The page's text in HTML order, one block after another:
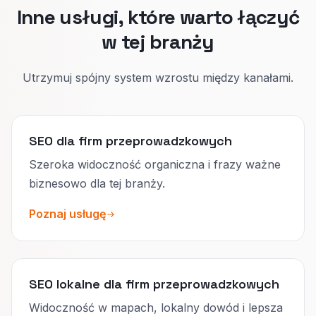
Inne usługi, które warto łączyć
w tej branży
Utrzymuj spójny system wzrostu między kanałami.
SEO dla firm przeprowadzkowych
Szeroka widoczność organiczna i frazy ważne
biznesowo dla tej branży.
Poznaj usługę
SEO lokalne dla firm przeprowadzkowych
Widoczność w mapach, lokalny dowód i lepsza